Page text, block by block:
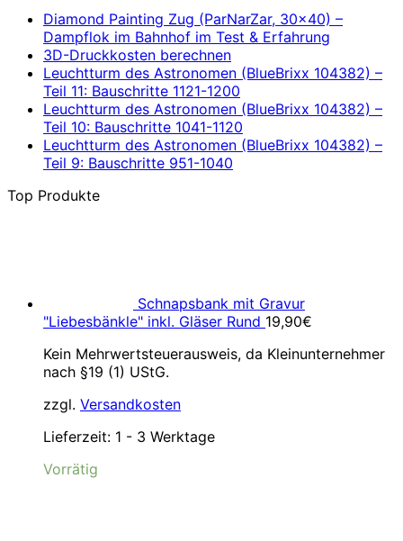
Diamond Painting Zug (ParNarZar, 30×40) –
Dampflok im Bahnhof im Test & Erfahrung
3D-Druckkosten berechnen
Leuchtturm des Astronomen (BlueBrixx 104382) –
Teil 11: Bauschritte 1121-1200
Leuchtturm des Astronomen (BlueBrixx 104382) –
Teil 10: Bauschritte 1041-1120
Leuchtturm des Astronomen (BlueBrixx 104382) –
Teil 9: Bauschritte 951-1040
Top Produkte
Schnapsbank mit Gravur
"Liebesbänkle" inkl. Gläser Rund 19,90€
Kein Mehrwertsteuerausweis, da Kleinunternehmer
nach §19 (1) UStG.
zzgl. Versandkosten
Lieferzeit: 1 - 3 Werktage
Vorrätig